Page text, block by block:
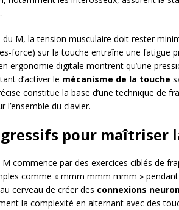
M, la tension musculaire doit rester
force) sur la touche entraîne une fatigue
ergonomie digitale montrent qu’une
d’activer le mécanisme de la touche
constitue la base d’une technique de
du clavier.
pour maîtriser
commence par des exercices ciblés de
comme « mmm mmm mmm »
cerveau de créer des connexions
la complexité en alternant avec des